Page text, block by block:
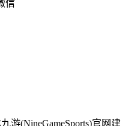
信
游(NineGameSports)官网建